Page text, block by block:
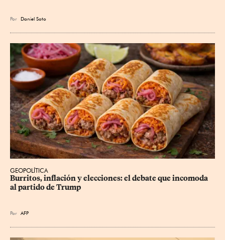
Por Daniel Soto
GEOPOLÍTICA
Burritos, inflación y elecciones: el debate que incomoda
al partido de Trump
Por AFP